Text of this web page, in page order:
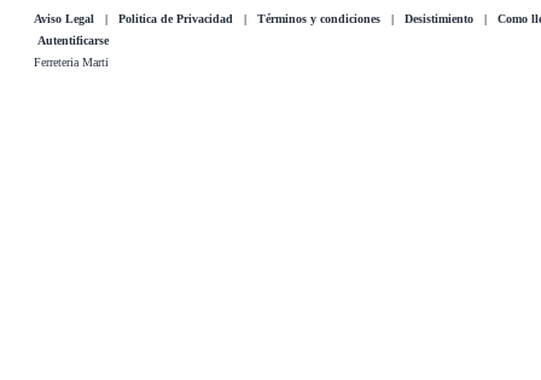
Aviso Legal | Politica de Privacidad | Términos y condiciones | Desistimiento | Como
Autentificarse
Ferreteria Marti